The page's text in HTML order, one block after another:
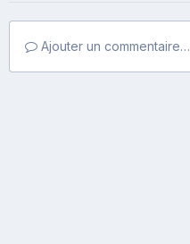
Ajouter un commentaire…